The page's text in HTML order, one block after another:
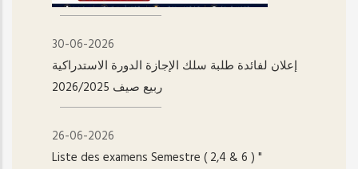
30-06-2026
إعلان لفائدة طلبة سلك الإجازة الدورة الاستدراكية
ربيع صيف 2026/2025
26-06-2026
Liste des examens Semestre ( 2,4 & 6 ) "